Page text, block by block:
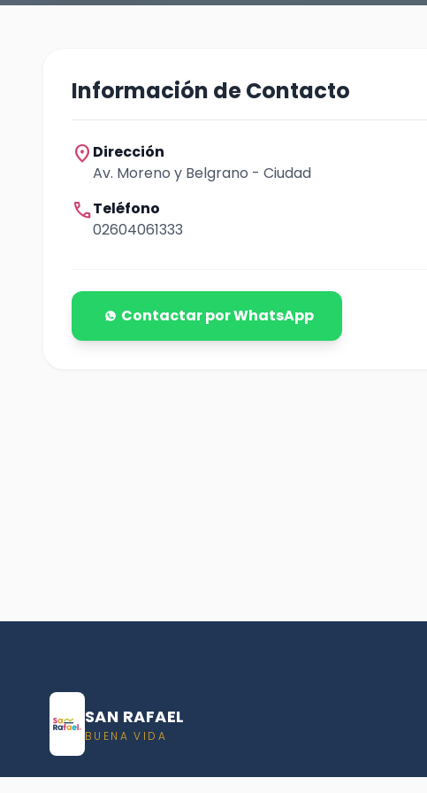
Información de Contacto
location_on Dirección
Av. Moreno y Belgrano - Ciudad
callTeléfono
02604061333
Contactar por WhatsApp
SAN RAFAEL
BUENA VIDA